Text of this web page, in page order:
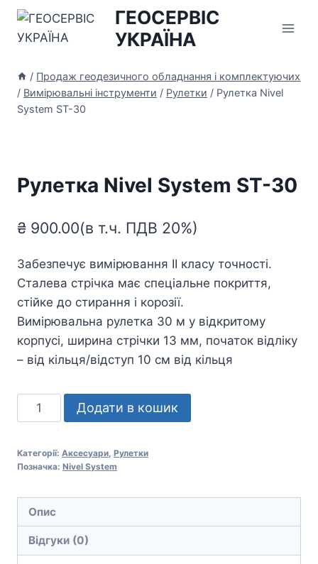
Перейти
вмісту
ГЕОСЕРВІС
УКРАЇНА
/ Продаж геодезичного обладнання і комплектуючих
/ Вимірювальні інструменти / Рулетки / Рулетка Nivel
System ST-30
Рулетка Nivel System ST-30
₴ 900.00(в т.ч. ПДВ 20%)
Забезпечує вимірювання II класу точності.
Сталева стрічка має спеціальне покриття,
стійке до стирання і корозії.
Вимірювальна рулетка 30 м у відкритому
корпусі, ширина стрічки 13 мм, початок відліку
– від кільця/відступ 10 см від кільця
Рулетка
Nivel
ST-
кількість
Додати в кошик
Категорії: Аксесуари Рулетки
Позначка: Nivel System
Опис
Відгуки (0)